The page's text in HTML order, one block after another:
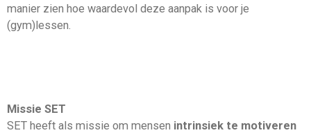
manier zien hoe waardevol deze aanpak is voor je
(gym)lessen.
Missie SET
SET heeft als missie om mensen intrinsiek te motiveren